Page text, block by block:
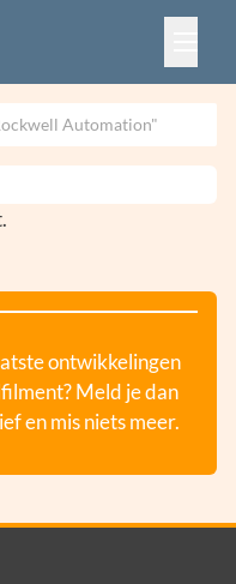
Automation"
ontwikkelingen
Meld je dan
en mis niets meer.